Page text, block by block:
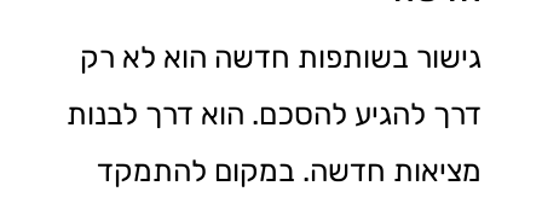
גישור בשותפות חדשה הוא לא רק
דרך להגיע להסכם. הוא דרך לבנות
מציאות חדשה. במקום להתמקד